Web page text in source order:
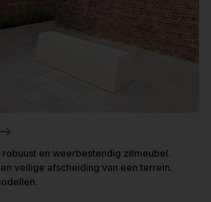
>
robuust en weerbestendig zitmeubel.
veilige afscheiding van een terrein.